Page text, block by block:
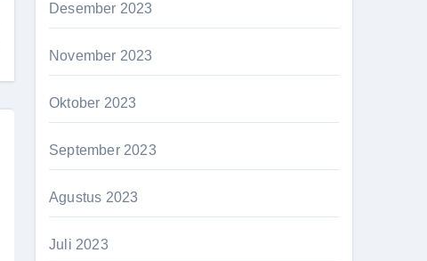
Desember 2023
November 2023
Oktober 2023
September 2023
Agustus 2023
Juli 2023